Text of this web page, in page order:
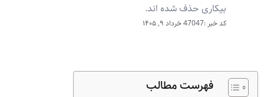
بیکاری حذف شده اند.
کد خبر :47047 خرداد ۹, ۱۴۰۵
فهرست مطالب